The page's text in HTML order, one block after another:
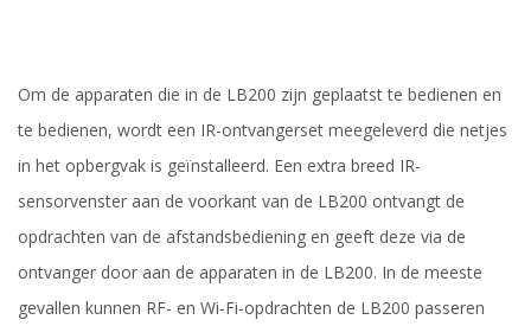
Om de apparaten die in de LB200 zijn geplaatst te bedienen en
te bedienen, wordt een IR-ontvangerset meegeleverd die netjes
in het opbergvak is geïnstalleerd. Een extra breed IR-
sensorvenster aan de voorkant van de LB200 ontvangt de
opdrachten van de afstandsbediening en geeft deze via de
ontvanger door aan de apparaten in de LB200. In de meeste
gevallen kunnen RF- en Wi-Fi-opdrachten de LB200 passeren